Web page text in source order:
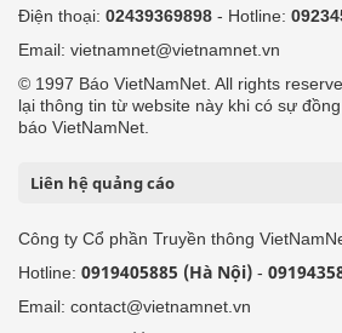
Điện thoại: 02439369898 - Hotline:
Email: vietnamnet@vietnamnet.vn
© 1997 Báo VietNamNet. All rights
lại thông tin từ website này khi có sự
báo VietNamNet.
Liên hệ quảng cáo
Công ty Cổ phần Truyền thông
Hotline: 0919405885 (Hà Nội) -
Email: contact@vietnamnet.vn